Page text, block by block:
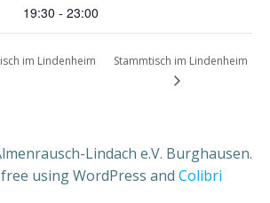
19:30 - 23:00
im Lindenheim Stammtisch im Lindenheim
Lindach e.V. Burghausen.
using WordPress and Colibri